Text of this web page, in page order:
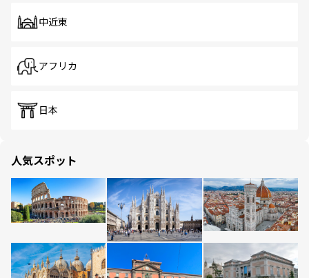
中近東
アフリカ
日本
人気スポット